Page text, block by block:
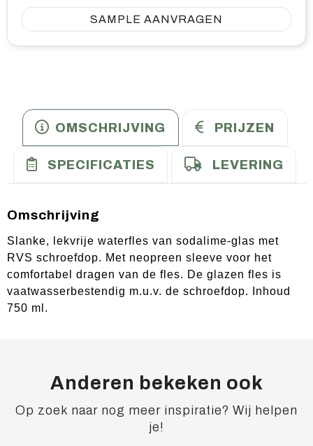
SAMPLE AANVRAGEN
OMSCHRIJVING PRIJZEN
SPECIFICATIES LEVERING
Omschrijving
Slanke, lekvrije waterfles van sodalime-glas met
RVS schroefdop. Met neopreen sleeve voor het
comfortabel dragen van de fles. De glazen fles is
vaatwasserbestendig m.u.v. de schroefdop. Inhoud
750 ml.
Anderen bekeken ook
Op zoek naar nog meer inspiratie? Wij helpen
je!